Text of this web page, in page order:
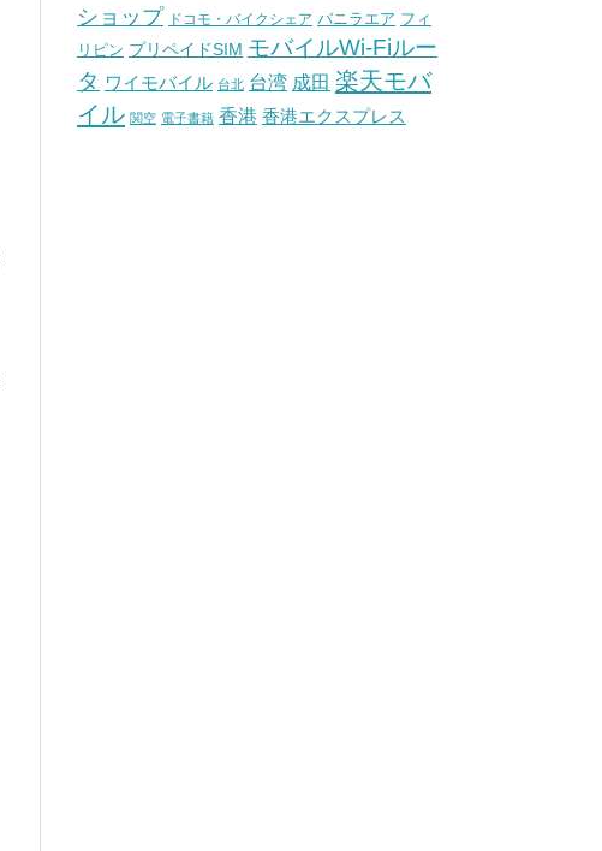
ショップ ドコモ・バイクシェア バニラエア フィ
リピン プリペイドSIM モバイルWi-Fiルー
タ ワイモバイル 台北 台湾 成田 楽天モバ
イル 関空 電子書籍 香港 香港エクスプレス